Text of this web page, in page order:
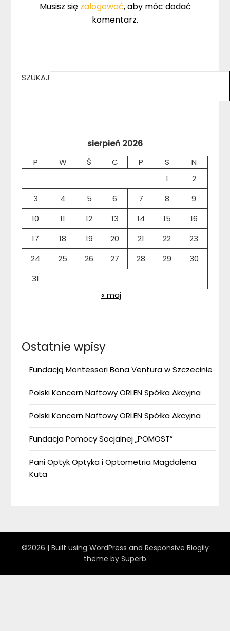
Musisz się zalogować, aby móc dodać
komentarz.
SZUKAJ
sierpień 2026
P W Ś C P S
N
1
2
3
4 5 6 7 8
9
10
11 12 13 14 15
16
17
18 19 20 21 22
23
24
25 26 27 28 29
30
31
« maj
Ostatnie wpisy
Fundacją Montessori Bona Ventura w Szczecinie
Polski Koncern Naftowy ORLEN Spółka Akcyjna
Polski Koncern Naftowy ORLEN Spółka Akcyjna
Fundacja Pomocy Socjalnej „POMOST”
Pani Optyk Optyka i Optometria Magdalena
Kuta
©2026 | Built using WordPress and Responsive Blogily
theme by Superb